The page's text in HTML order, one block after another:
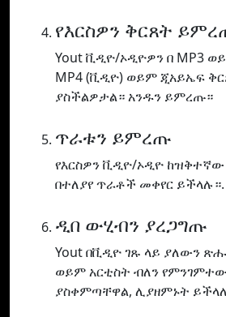
የእርስዎን ቅርጸት
Yout ቪዲዮ/ኦዲዮዎን በ MP3
MP4 (ቪዲዮ) ወይም ጂአይኤፍ
ያስችልዎታል። አንዱን ይምረጡ።
ጥራቱን ይምረጡ
የእርስዎን ቪዲዮ/ኦዲዮ
በተለያየ ጥራቶች መቀየር ይችላሉ።.
ዲበ ውሂብን ያረጋግጡ
Yout በቪዲዮ ገጹ ላይ ያለውን
ወይም አርቲስት ብለን
ያስቀምጣቸዋል, ሊያዘምኑት